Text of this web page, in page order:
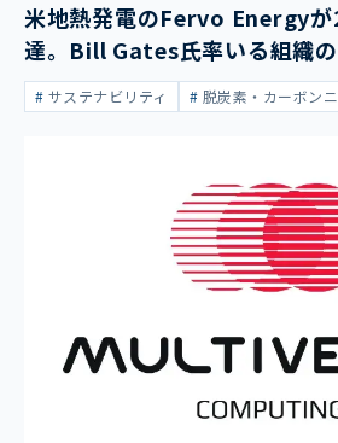
米地熱発電のFervo Energy
達。Bill Gates氏率いる組織
円を拠出
サステナビリティ 脱炭素・カーボン